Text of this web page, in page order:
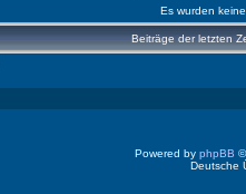
Es wurden
Beiträge der letzten
Powered by phpBB
Deutsche